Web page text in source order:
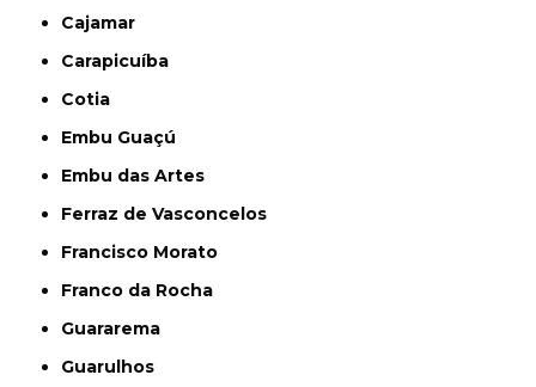
Cajamar
Carapicuíba
Cotia
Embu Guaçú
Embu das Artes
Ferraz de Vasconcelos
Francisco Morato
Franco da Rocha
Guararema
Guarulhos